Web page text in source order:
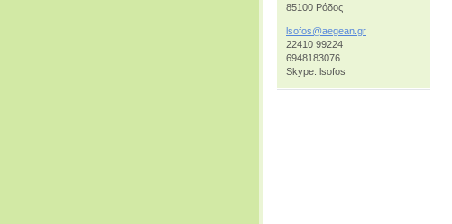
85100 Ρόδος
lsofos@aegean.gr
22410 99224
6948183076
Skype: lsofos